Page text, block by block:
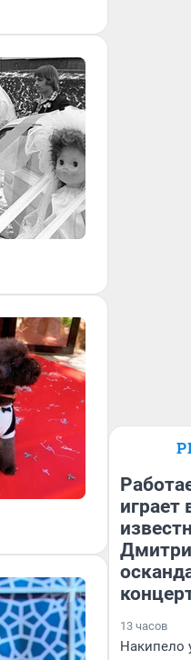
играет
13 часов
Накипело